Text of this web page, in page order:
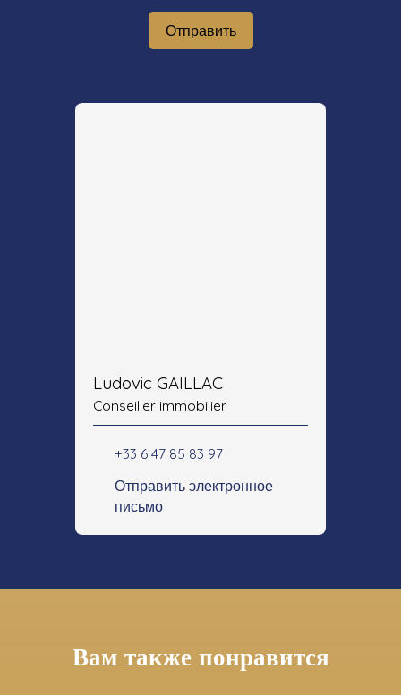
Отправить
Ludovic GAILLAC
Conseiller immobilier
+33 6 47 85 83 97
Отправить электронное
письмо
Вам также понравится